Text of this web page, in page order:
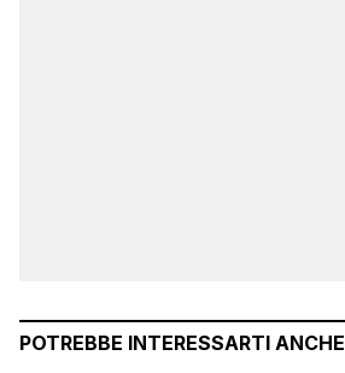
POTREBBE INTERESSARTI ANCHE